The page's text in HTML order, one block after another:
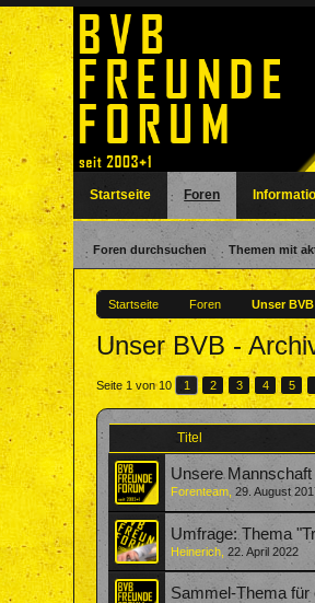
Startseite Foren Unser BVB
Unser BVB -
Seite 1 von 10 1 2 3 4 5
Titel
Unsere Mannschaft I
Forenteam ,29. August
Umfrage: Thema
Heinerich ,22. April 2022
Sammel-Thema für
Startseite Foren
Foren durchsuchen Themen mit